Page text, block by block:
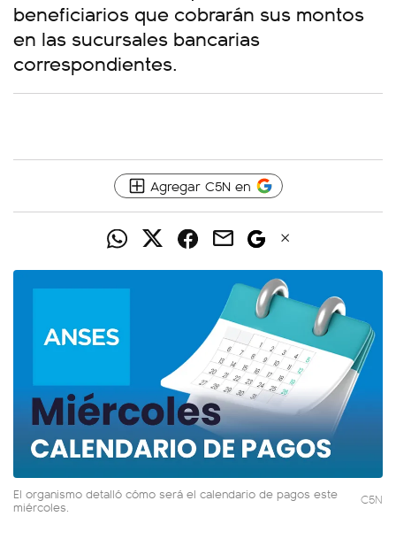
beneficiarios que cobrarán sus montos
en las sucursales bancarias
correspondientes.
Agregar C5N en
El organismo detalló cómo será el calendario de pagos este
miércoles. C5N